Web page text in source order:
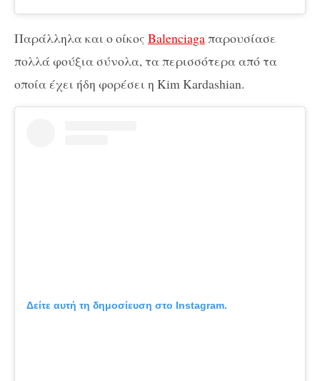
Παράλληλα και ο οίκος Balenciagaπαρουσίασε
πολλά φούξια σύνολα, τα περισσότερα από τα
οποία έχει ήδη φορέσει η Kim Kardashian.
Δείτε αυτή τη δημοσίευση στο Instagram.